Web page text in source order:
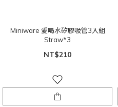
Miniware 愛喝水矽膠吸管3入組
Straw*3
NT$210